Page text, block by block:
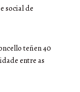
social de
teñen 40
entre as